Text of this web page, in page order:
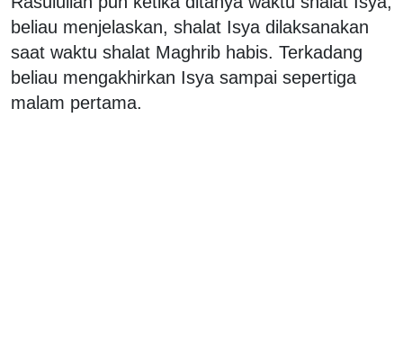
beliau menjelaskan, shalat Isya dilaksanakan
saat waktu shalat Maghrib habis. Terkadang
beliau mengakhirkan Isya sampai sepertiga
malam pertama.